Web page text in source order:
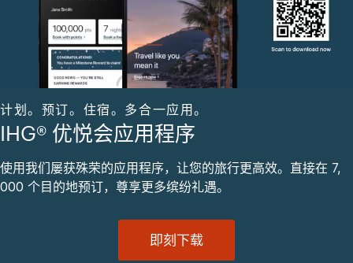
计划。预订。住宿。多合一应用。
IHG® 优悦会应用程序
使用我们屡获殊荣的应用程序，让您的旅行更高效。直接在 7,
000 个目的地预订，尊享更多缤纷礼遇。
即刻下载